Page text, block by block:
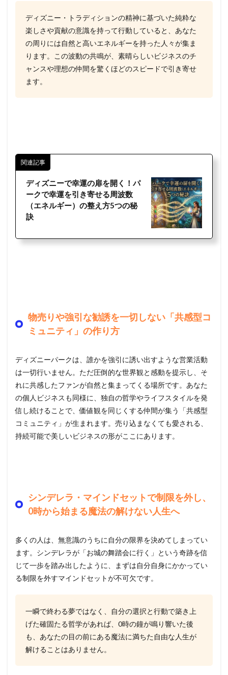
ディズニー・トラディションの精神に基づいた純粋な
楽しさや貢献の意識を持って行動していると、あなた
の周りには自然と高いエネルギーを持った人々が集ま
ります。この波動の共鳴が、素晴らしいビジネスのチ
ャンスや理想の仲間を驚くほどのスピードで引き寄せ
ます。
関連記事
ディズニーで幸運の扉を開く！パ
ークで幸運を引き寄せる周波数
（エネルギー）の整え方5つの秘
訣
物売りや強引な勧誘を一切しない「共感型コ
ミュニティ」の作り方
ディズニーパークは、誰かを強引に誘い出すような営業活動
は一切行いません。ただ圧倒的な世界観と感動を提示し、そ
れに共感したファンが自然と集まってくる場所です。あなた
の個人ビジネスも同様に、独自の哲学やライフスタイルを発
信し続けることで、価値観を同じくする仲間が集う「共感型
コミュニティ」が生まれます。売り込まなくても愛される、
持続可能で美しいビジネスの形がここにあります。
シンデレラ・マインドセットで制限を外し、
0時から始まる魔法の解けない人生へ
多くの人は、無意識のうちに自分の限界を決めてしまってい
ます。シンデレラが「お城の舞踏会に行く」という奇跡を信
じて一歩を踏み出したように、まずは自分自身にかかってい
る制限を外すマインドセットが不可欠です。
一瞬で終わる夢ではなく、自分の選択と行動で築き上
げた確固たる哲学があれば、0時の鐘が鳴り響いた後
も、あなたの目の前にある魔法に満ちた自由な人生が
解けることはありません。